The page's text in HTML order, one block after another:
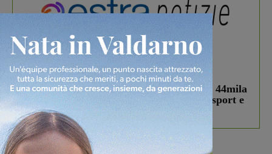
In vetrina 3 Agosto 2026
Estra Notizie agosto: Smart Cities, oltre 44mila
studenti coinvolti, torna il bando per lo sport e
debutta il podcast Estrair